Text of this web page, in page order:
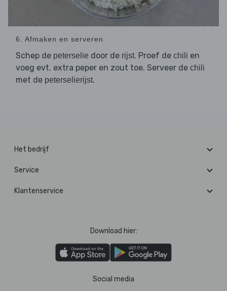
6. Afmaken en serveren
Schep de peterselie door de rijst. Proef de chili en
voeg evt. extra peper en zout toe. Serveer de chili
met de peterselierijst.
Het bedrijf
Service
Klantenservice
Download hier:
Social media